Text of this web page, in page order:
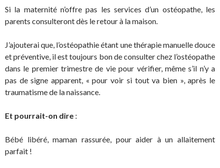
Si la maternité n’offre pas les services d’un ostéopathe, les
parents consulteront dès le retour à la maison.
J’ajouterai que, l’ostéopathie étant une thérapie manuelle douce
et préventive, il est toujours bon de consulter chez l’ostéopathe
dans le premier trimestre de vie pour vérifier, même s’il n’y a
pas de signe apparent, « pour voir si tout va bien », après le
traumatisme de la naissance.
Et pourrait-on dire :
Bébé libéré, maman rassurée, pour aider à un allaitement
parfait !